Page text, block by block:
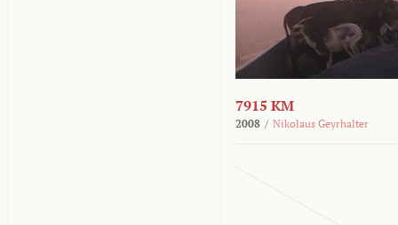
7915 KM
2008 / Nikolaus Geyrhalter